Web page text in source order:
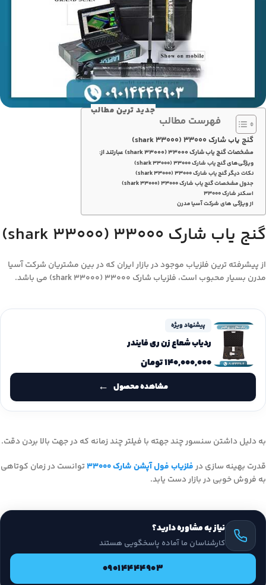
جدید ترین مطالب
فهرست مطالب
گنج یاب شارک ۳۳۰۰۰ (shark 33000)
مشخصات گنج یاب شارک ۳۳۰۰۰ (shark 33000) عبارتند از:
ویژگی‌های گنج یاب شارک ۳۳۰۰۰ (shark 33000)
نکات دیگر گنج یاب شارک ۳۳۰۰۰ (shark 33000)
جدول مشخصات گنج یاب شارک ۳۳۰۰۰ (shark 33000)
اسکنر شارک ۳۳۰۰۰
از ویژگی های شرکت آسیا مدرن
گنج یاب شارک ۳۳۰۰۰ (shark 33000)
از پیشرفته ترین فلزیاب موجود در بازار ایران که در بین مشتریان شرکت آسیا
مدرن بسیار محبوب است، فلزیاب شارک ۳۳۰۰۰ (shark 33000) می باشد.
پیشنهاد ویژه
ردیاب شعاع زن ری فایندر
۱۴۰,۰۰۰,۰۰۰تومان
مشاهده محصول
به دلیل داشتن سنسور چند جهته با فیلتر چند زمانه که در جهت بالا بردن دقت.
قدرت بهینه سازی درفلزیاب فول آپشن شارک ۳۳۰۰۰
توانست در زمان کوتاهی
به فروش خوبی در بازار دست یابد.
نیاز به مشاوره دارید؟
کارشناسان ما آماده پاسخگویی هستند
09014444903